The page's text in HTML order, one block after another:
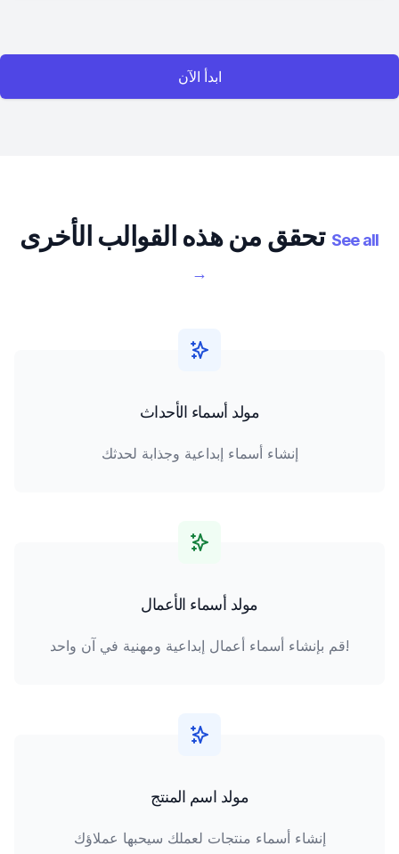
ابدأ الآن
تحقق من هذه القوالب الأخرى See all
→
مولد أسماء الأحداث
إنشاء أسماء إبداعية وجذابة لحدثك
مولد أسماء الأعمال
قم بإنشاء أسماء أعمال إبداعية ومهنية في آن واحد!
مولد اسم المنتج
إنشاء أسماء منتجات لعملك سيحبها عملاؤك